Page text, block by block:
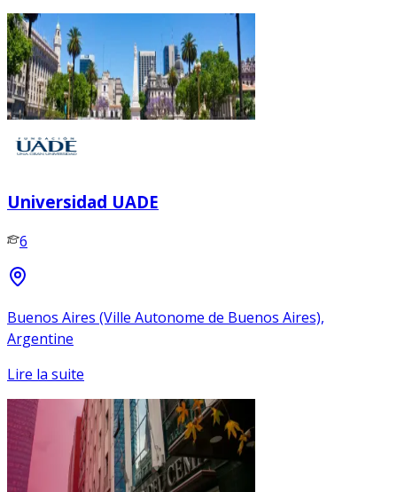
Universidad UADE
6
Buenos Aires (Ville Autonome de Buenos Aires),
Argentine
Lire la suite